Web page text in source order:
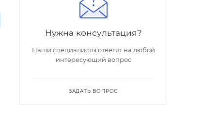
Нужна консультация?
Наши специалисты ответят на любой
интересующий вопрос
ЗАДАТЬ ВОПРОС